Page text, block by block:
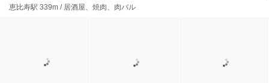
恵比寿駅 339m / 居酒屋、焼肉、肉バル